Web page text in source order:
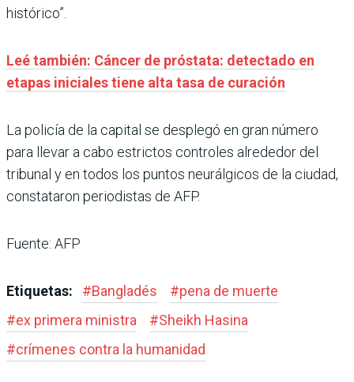
histórico”.
Leé también: Cáncer de próstata: detectado en
etapas iniciales tiene alta tasa de curación
La policía de la capital se desplegó en gran número
para llevar a cabo estrictos controles alrededor del
tribunal y en todos los puntos neurálgicos de la ciudad,
constataron periodistas de AFP.
Fuente: AFP
Etiquetas: #Bangladés #pena de muerte
#ex primera ministra #Sheikh Hasina
#crímenes contra la humanidad